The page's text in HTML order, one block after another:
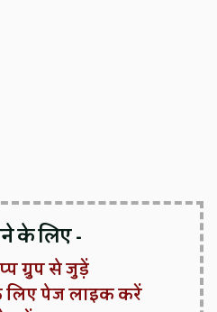
के लिए -
ग्रुप से जुड़ें
पेज लाइक करें